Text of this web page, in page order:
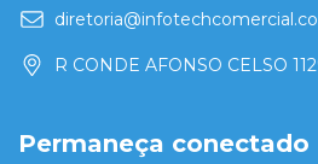
R CONDE AFONSO CELSO
Permaneça conectado